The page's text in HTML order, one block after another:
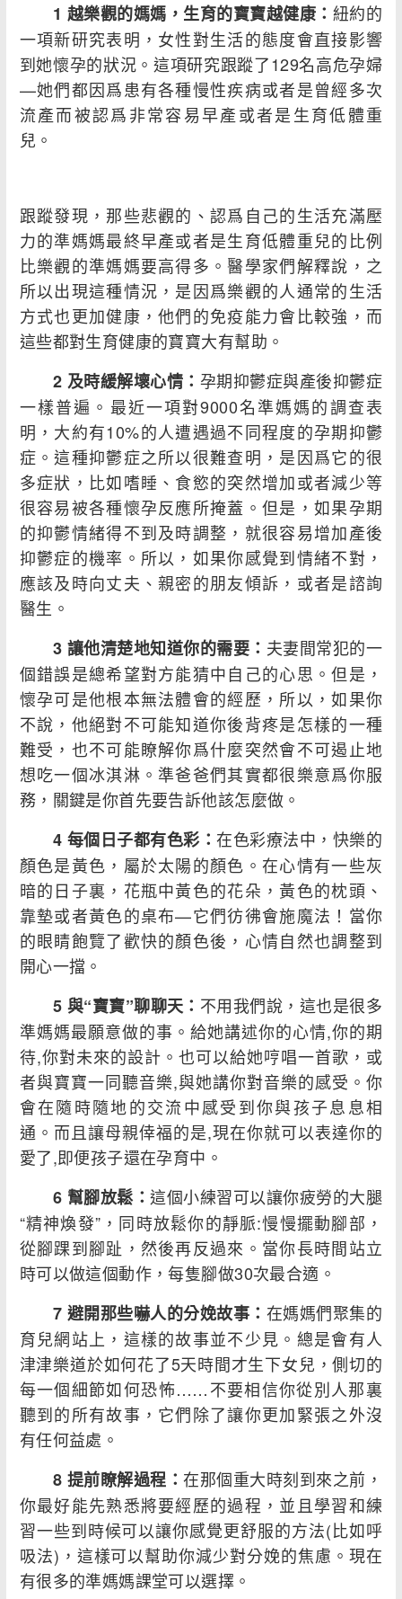
1 越樂觀的媽媽，生育的寶寶越健康： 紐約的
一項新研究表明，女性對生活的態度會直接影響
到她懷孕的狀況。這項研究跟蹤了129名高危孕婦
—她們都因爲患有各種慢性疾病或者是曾經多次
流產而被認爲非常容易早產或者是生育低體重
兒。
跟蹤發現，那些悲觀的、認爲自己的生活充滿壓
力的準媽媽最終早產或者是生育低體重兒的比例
比樂觀的準媽媽要高得多。醫學家們解釋說，之
所以出現這種情況，是因爲樂觀的人通常的生活
方式也更加健康，他們的免疫能力會比較強，而
這些都對生育健康的寶寶大有幫助。
2 及時緩解壞心情： 孕期抑鬱症與產後抑鬱症
一樣普遍。最近一項對9000名準媽媽的調查表
明，大約有10%的人遭遇過不同程度的孕期抑鬱
症。這種抑鬱症之所以很難查明，是因爲它的很
多症狀，比如嗜睡、食慾的突然增加或者減少等
很容易被各種懷孕反應所掩蓋。但是，如果孕期
的抑鬱情緒得不到及時調整，就很容易增加產後
抑鬱症的機率。所以，如果你感覺到情緒不對，
應該及時向丈夫、親密的朋友傾訴，或者是諮詢
醫生。
3 讓他清楚地知道你的需要： 夫妻間常犯的一
個錯誤是總希望對方能猜中自己的心思。但是，
懷孕可是他根本無法體會的經歷，所以，如果你
不說，他絕對不可能知道你後背疼是怎樣的一種
難受，也不可能瞭解你爲什麼突然會不可遏止地
想吃一個冰淇淋。準爸爸們其實都很樂意爲你服
務，關鍵是你首先要告訴他該怎麼做。
4 每個日子都有色彩：在色彩療法中，快樂的
顏色是黃色，屬於太陽的顏色。在心情有一些灰
暗的日子裏，花瓶中黃色的花朵，黃色的枕頭、
靠墊或者黃色的桌布—它們彷彿會施魔法！當你
的眼睛飽覽了歡快的顏色後，心情自然也調整到
開心一擋。
5 與“寶寶”聊聊天： 不用我們說，這也是很多
準媽媽最願意做的事。給她講述你的心情,你的期
待,你對未來的設計。也可以給她哼唱一首歌，或
者與寶寶一同聽音樂,與她講你對音樂的感受。你
會在隨時隨地的交流中感受到你與孩子息息相
通。而且讓母親倖福的是,現在你就可以表達你的
愛了,即便孩子還在孕育中。
6 幫腳放鬆：這個小練習可以讓你疲勞的大腿
“精神煥發”，同時放鬆你的靜脈:慢慢擺動腳部，
從腳踝到腳趾，然後再反過來。當你長時間站立
時可以做這個動作，每隻腳做30次最合適。
7 避開那些嚇人的分娩故事： 在媽媽們聚集的
育兒網站上，這樣的故事並不少見。總是會有人
津津樂道於如何花了5天時間才生下女兒，側切的
每一個細節如何恐怖……不要相信你從別人那裏
聽到的所有故事，它們除了讓你更加緊張之外沒
有任何益處。
8 提前瞭解過程：在那個重大時刻到來之前，
你最好能先熟悉將要經歷的過程，並且學習和練
習一些到時候可以讓你感覺更舒服的方法(比如呼
吸法)，這樣可以幫助你減少對分娩的焦慮。現在
有很多的準媽媽課堂可以選擇。